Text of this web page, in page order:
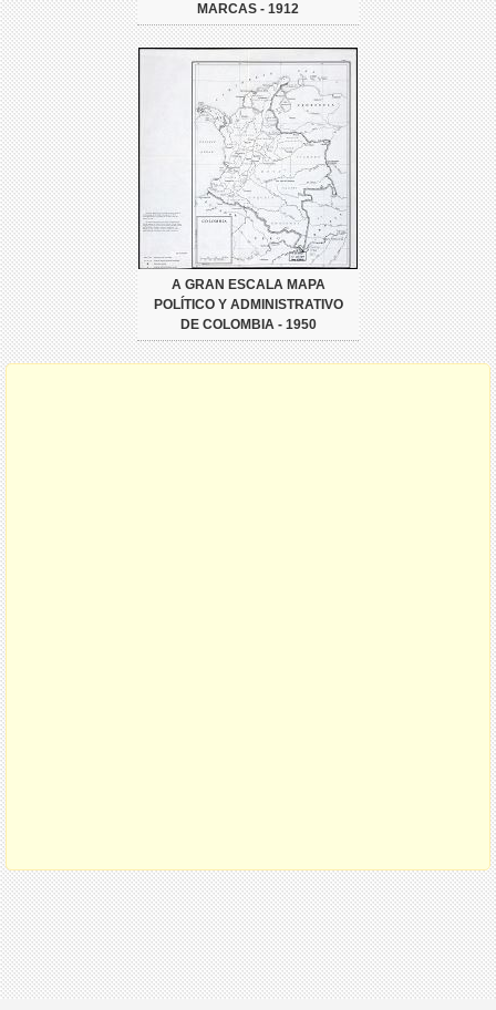
MARCAS - 1912
A GRAN ESCALA MAPA
POLÍTICO Y ADMINISTRATIVO
DE COLOMBIA - 1950